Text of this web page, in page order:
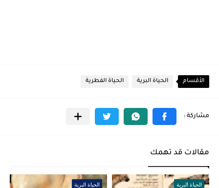
الأقسام الحياة البرية الحياة الفطرية
مقالات قد تهمك
الحياة البرية الحياة البرية